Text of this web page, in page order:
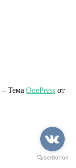
– Тема OnePress от